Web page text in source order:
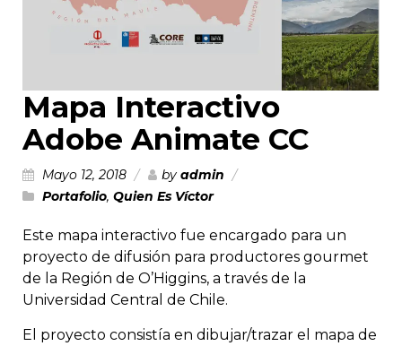
Mapa Interactivo
Adobe Animate CC
Mayo 12, 2018 by admin
Portafolio, Quien Es Víctor
Este mapa interactivo fue encargado para un
proyecto de difusión para productores gourmet
de la Región de O’Higgins, a través de la
Universidad Central de Chile.
El proyecto consistía en dibujar/trazar el mapa de